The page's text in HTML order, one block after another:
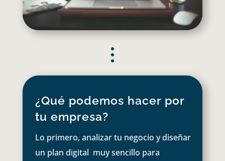
¿Qué podemos hacer por
tu empresa?
Lo primero, analizar tu negocio y diseñar
un plan digital muy sencillo para